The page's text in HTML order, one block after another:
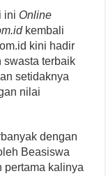
ini Online
kembali
kini hadir
swasta terbaik
setidaknya
nilai
dengan
Beasiswa
pertama kalinya